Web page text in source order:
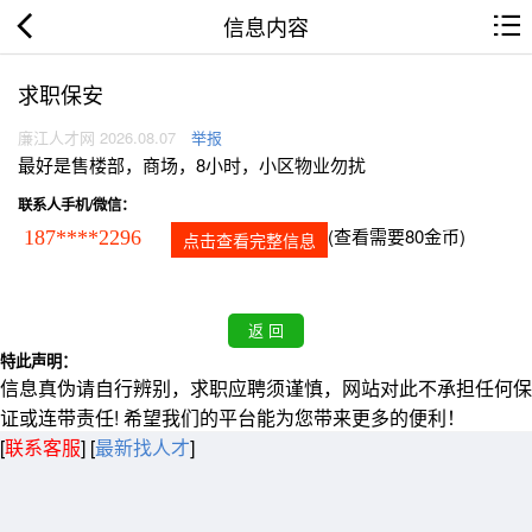
信息内容
求职保安
廉江人才网 2026.08.07 举报
最好是售楼部，商场，8小时，小区物业勿扰
联系人手机/微信：
187****2296 点击查看完整信息 (查看需要80金币)
特此声明：
信息真伪请自行辨别，求职应聘须谨慎，网站对此不承担任何保
证或连带责任! 希望我们的平台能为您带来更多的便利！
[联系客服] [最新找人才]